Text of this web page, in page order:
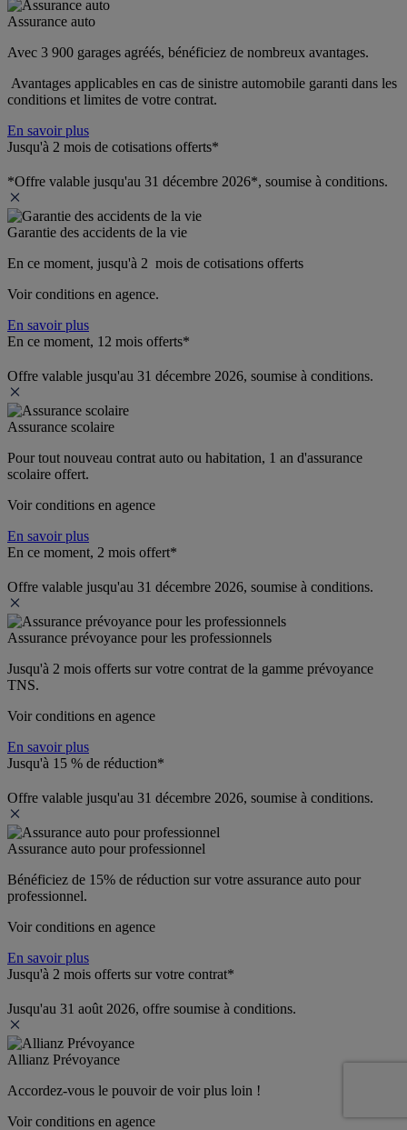
Assurance auto
Avec 3 900 garages agréés, bénéficiez de nombreux avantages.
Avantages applicables en cas de sinistre automobile garanti dans les
conditions et limites de votre contrat.
En savoir plus
Jusqu'à 2 mois de cotisations offerts*
*Offre valable jusqu'au 31 décembre 2026*, soumise à conditions.
Garantie des accidents de la vie
En ce moment, jusqu'à 2  mois de cotisations offerts
Voir conditions en agence.
En savoir plus
En ce moment, 12 mois offerts*
Offre valable jusqu'au 31 décembre 2026, soumise à conditions.
Assurance scolaire
Pour tout nouveau contrat auto ou habitation, 1 an d'assurance
scolaire offert.
Voir conditions en agence
En savoir plus
En ce moment, 2 mois offert*
Offre valable jusqu'au 31 décembre 2026, soumise à conditions.
Assurance prévoyance pour les professionnels
Jusqu'à 2 mois offerts sur votre contrat de la gamme prévoyance
TNS.
Voir conditions en agence
En savoir plus
Jusqu'à 15 % de réduction*
Offre valable jusqu'au 31 décembre 2026, soumise à conditions.
Assurance auto pour professionnel
Bénéficiez de 15% de réduction sur votre assurance auto pour
professionnel.
Voir conditions en agence
En savoir plus
Jusqu'à 2 mois offerts sur votre contrat*
Jusqu'au 31 août 2026, offre soumise à conditions.
Allianz Prévoyance
Accordez-vous le pouvoir de voir plus loin !
Voir conditions en agence